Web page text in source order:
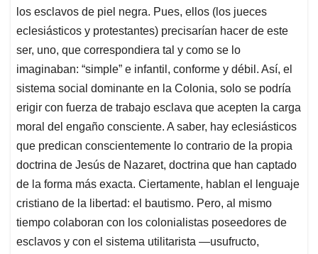
los esclavos de piel negra. Pues, ellos (los jueces
eclesiásticos y protestantes) precisarían hacer de este
ser, uno, que correspondiera tal y como se lo
imaginaban: “simple” e infantil, conforme y débil. Así, el
sistema social dominante en la Colonia, solo se podría
erigir con fuerza de trabajo esclava que acepten la carga
moral del engaño consciente. A saber, hay eclesiásticos
que predican conscientemente lo contrario de la propia
doctrina de Jesús de Nazaret, doctrina que han captado
de la forma más exacta. Ciertamente, hablan el lenguaje
cristiano de la libertad: el bautismo. Pero, al mismo
tiempo colaboran con los colonialistas poseedores de
esclavos y con el sistema utilitarista —usufructo,